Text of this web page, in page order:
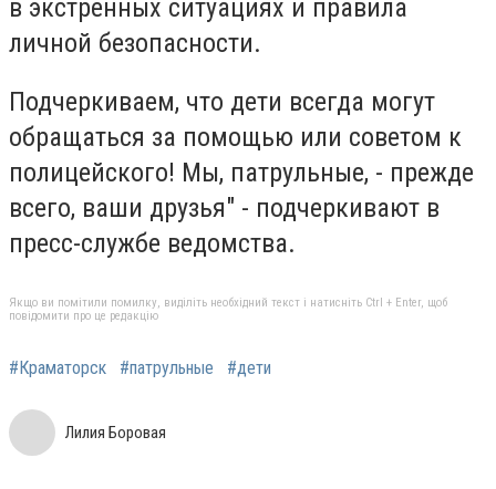
в экстренных ситуациях и правила
личной безопасности.
Подчеркиваем, что дети всегда могут
обращаться за помощью или советом к
полицейского! Мы, патрульные, - прежде
всего, ваши друзья" - подчеркивают в
пресс-службе ведомства.
Якщо ви помітили помилку, виділіть необхідний текст і натисніть Ctrl + Enter, щоб
повідомити про це редакцію
#Краматорск #патрульные #дети
Лилия Боровая